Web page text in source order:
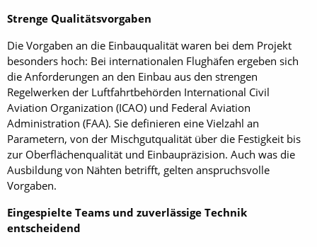
Strenge Qualitätsvorgaben
Die Vorgaben an die Einbauqualität waren bei dem Projekt
besonders hoch: Bei internationalen Flughäfen ergeben sich
die Anforderungen an den Einbau aus den strengen
Regelwerken der Luftfahrtbehörden International Civil
Aviation Organization (ICAO) und Federal Aviation
Administration (FAA). Sie definieren eine Vielzahl an
Parametern, von der Mischgutqualität über die Festigkeit bis
zur Oberflächenqualität und Einbaupräzision. Auch was die
Ausbildung von Nähten betrifft, gelten anspruchsvolle
Vorgaben.
Eingespielte Teams und zuverlässige Technik
entscheidend